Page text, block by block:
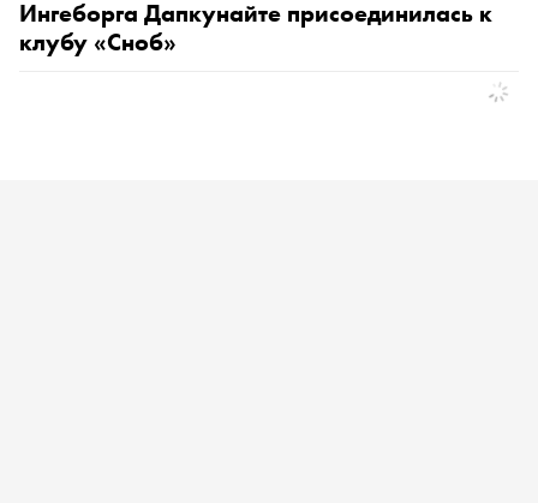
Ингеборга Дапкунайте присоединилась к
клубу «Сноб»